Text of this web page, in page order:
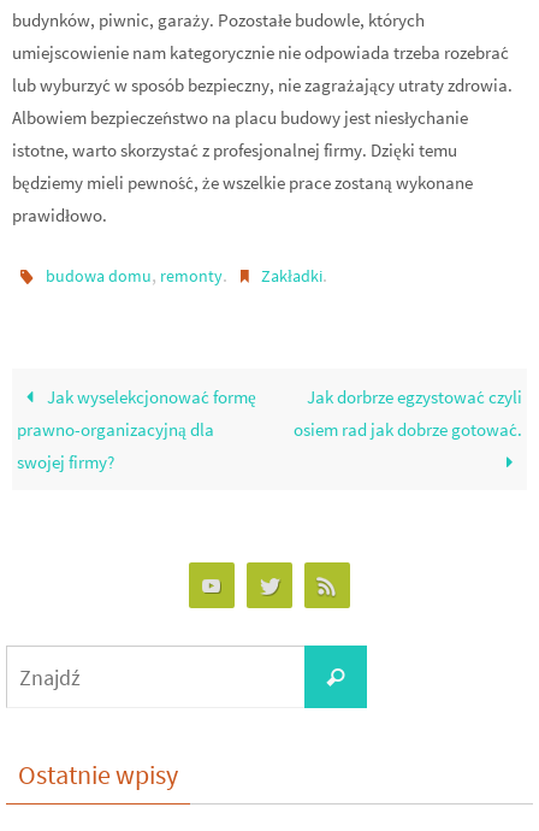
budynków, piwnic, garaży. Pozostałe budowle, których
umiejscowienie nam kategorycznie nie odpowiada trzeba rozebrać
lub wyburzyć w sposób bezpieczny, nie zagrażający utraty zdrowia.
Albowiem bezpieczeństwo na placu budowy jest niesłychanie
istotne, warto skorzystać z profesjonalnej firmy. Dzięki temu
będziemy mieli pewność, że wszelkie prace zostaną wykonane
prawidłowo.
budowa domu, remonty. Zakładki.
Jak wyselekcjonować formę
prawno-organizacyjną dla
swojej firmy?
Jak dorbrze egzystować czyli
osiem rad jak dobrze gotować.
Znajdź
Ostatnie wpisy